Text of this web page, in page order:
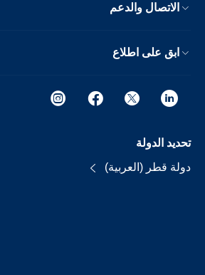
الاتصال والدعم
ابق على اطلاع
تحديد الدولة
دولة قطر (العربية)